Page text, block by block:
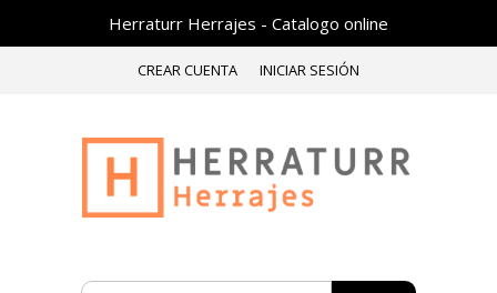
Herraturr Herrajes - Catalogo online
CREAR CUENTA INICIAR SESIÓN